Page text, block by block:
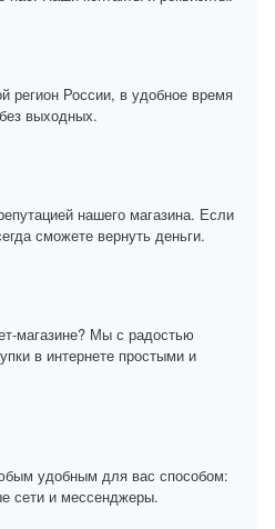
регион России, в удобное время
выходных.
нашего магазина. Если
сможете вернуть деньги.
магазине? Мы с радостью
в интернете простыми и
удобным для вас способом:
сети и мессенджеры.